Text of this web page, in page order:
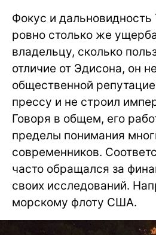
Фокус и
ровно столько же
владельцу, сколько
отличие от Эдисона, он
общественной
прессу и не строил
Говоря в общем, его
пределы понимания
современников.
часто обращался за
своих исследований.
морскому флоту США.